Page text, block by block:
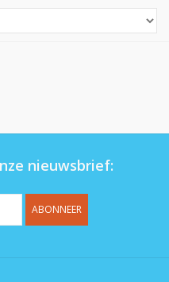
nieuwsbrief:
ABONNEER